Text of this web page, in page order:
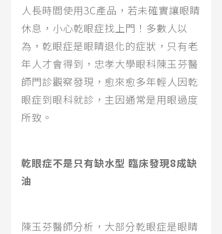
人長時間使用3C產品，若未確實讓眼睛
休息，小心乾眼症找上門！多數人以
為，乾眼症是眼睛退化的症狀，只有老
年人才會得到，忠孝大學眼科陳玉芬醫
師門診觀察發現，愈來愈多年輕人因乾
眼症到眼科就診，主因通常是用眼過度
所致。
乾眼症不是只有缺水型 臨床發現8成缺
油
陳玉芬醫師分析，大部分乾眼症是眼睛